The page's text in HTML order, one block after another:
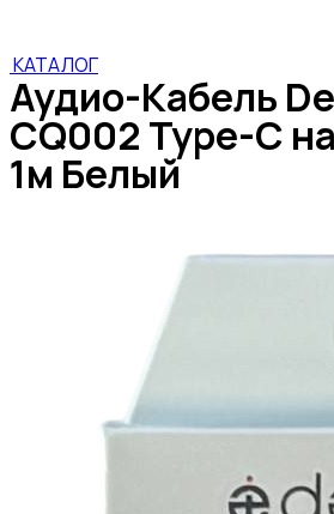
КАТАЛОГ
Аудио-Кабель
CQ002 Type-C
1м Белый